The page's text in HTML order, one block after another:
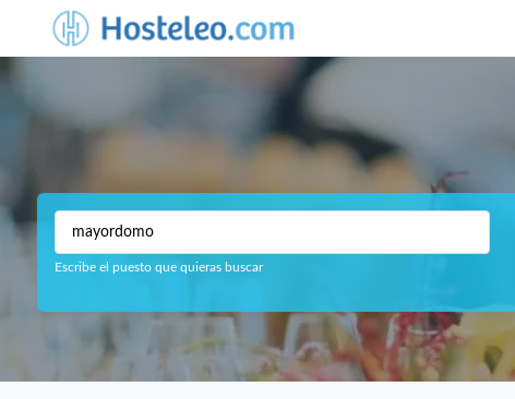
Escribe el puesto que quieras buscar